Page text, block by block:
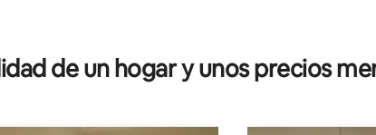
de un hogar y unos precios